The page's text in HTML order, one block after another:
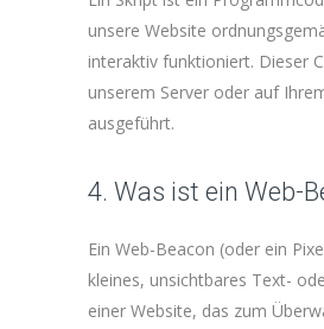
unsere Website
interaktiv funktioniert. Dieser
unserem Server oder auf
ausgeführt.
4. Was ist ein Web-
Ein Web-Beacon (oder ein
kleines, unsichtbares Text-
einer Website, das zum